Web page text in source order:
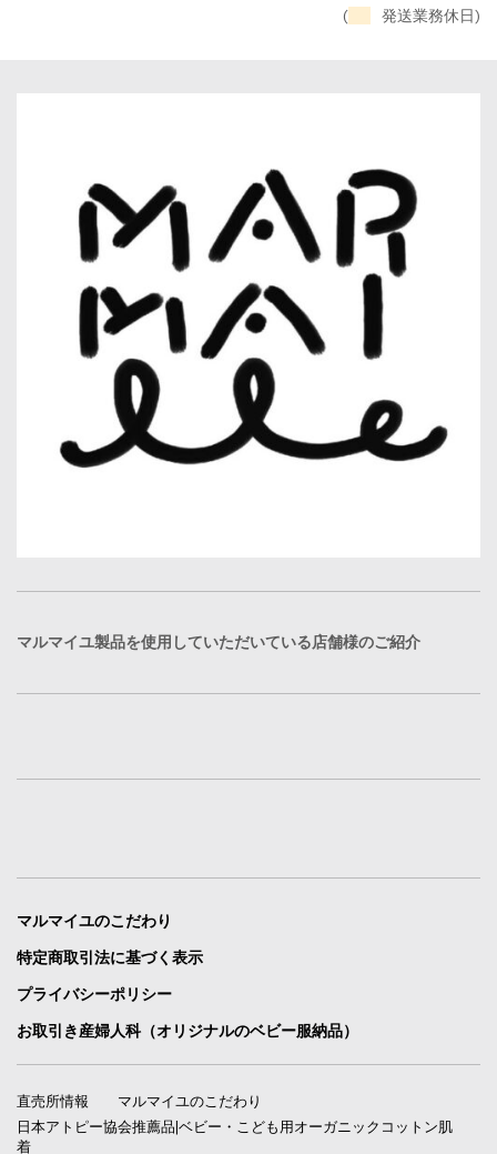
( 発送業務休日)
マルマイユ製品を使用していただいている店舗様のご紹介
マルマイユのこだわり
特定商取引法に基づく表示
プライバシーポリシー
お取引き産婦人科（オリジナルのベビー服納品）
直売所情報
マルマイユのこだわり
日本アトピー協会推薦品|ベビー・こども用オーガニックコットン肌
着